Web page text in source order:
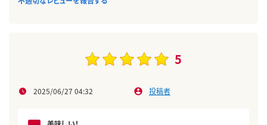
5
2025/06/27 04:32 投稿者